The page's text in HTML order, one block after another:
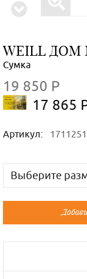
WEILL
Сумка
19 850 Р
17 865
Артикул:
Выберите
Русский